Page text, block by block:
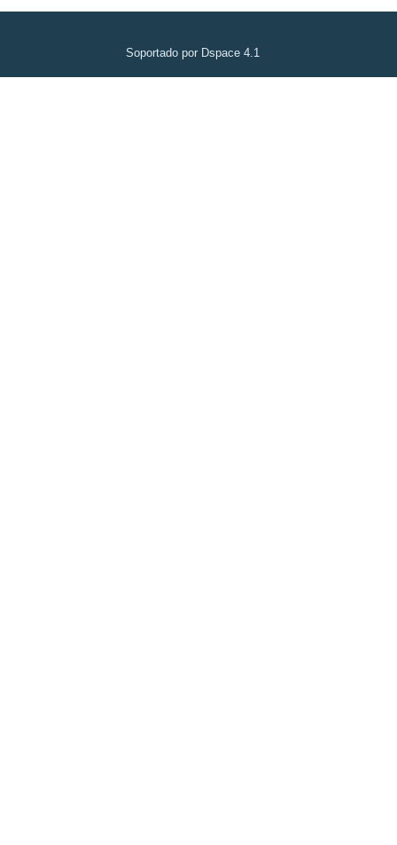
Soportado por Dspace 4.1